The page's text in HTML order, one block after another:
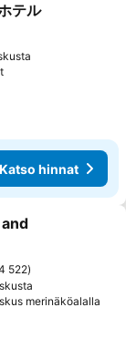
テル
Katso hinnat
522
merinäköalalla